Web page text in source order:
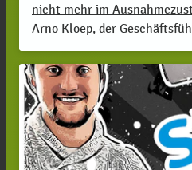
nicht mehr im
Arno Kloep, der